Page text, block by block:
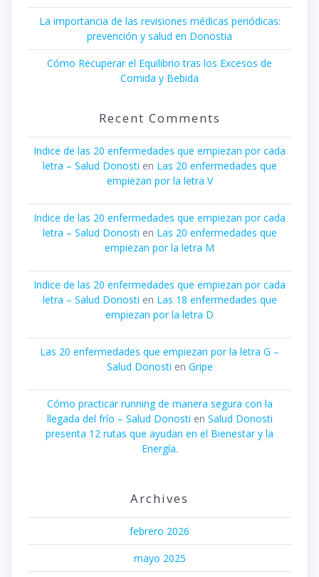
La importancia de las revisiones médicas periódicas:
prevención y salud en Donostia
Cómo Recuperar el Equilibrio tras los Excesos de
Comida y Bebida
Recent Comments
Indice de las 20 enfermedades que empiezan por cada
letra – Salud Donosti en Las 20 enfermedades que
empiezan por la letra V
Indice de las 20 enfermedades que empiezan por cada
letra – Salud Donosti en Las 20 enfermedades que
empiezan por la letra M
Indice de las 20 enfermedades que empiezan por cada
letra – Salud Donosti en Las 18 enfermedades que
empiezan por la letra D
Las 20 enfermedades que empiezan por la letra G –
Salud Donosti en Gripe
Cómo practicar running de manera segura con la
llegada del frío – Salud Donosti en Salud Donosti
presenta 12 rutas que ayudan en el Bienestar y la
Energía.
Archives
febrero 2026
mayo 2025